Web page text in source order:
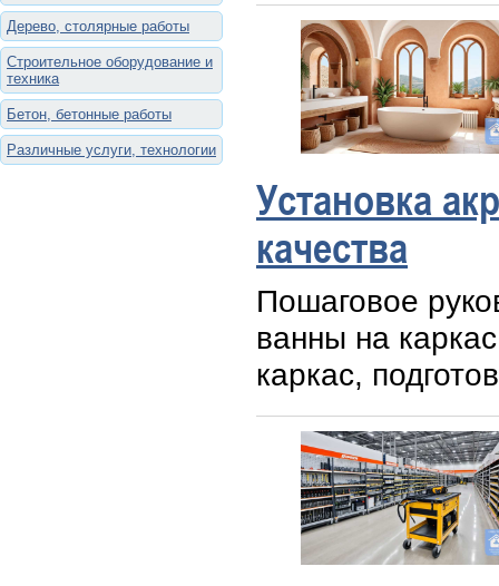
Дерево, столярные работы
Строительное оборудование и
техника
Бетон, бетонные работы
Различные услуги, технологии
Установка
качества
Пошаговое
ванны на
каркас,